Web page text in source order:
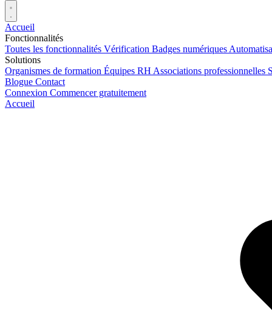
Accueil
Fonctionnalités
Toutes les fonctionnalités Vérification Badges numériques
Solutions
Organismes de formation Équipes RH Associations professionnelles
Blogue Contact
Connexion Commencer gratuitement
Accueil